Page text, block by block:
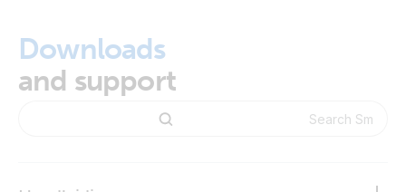
Downloads
and support